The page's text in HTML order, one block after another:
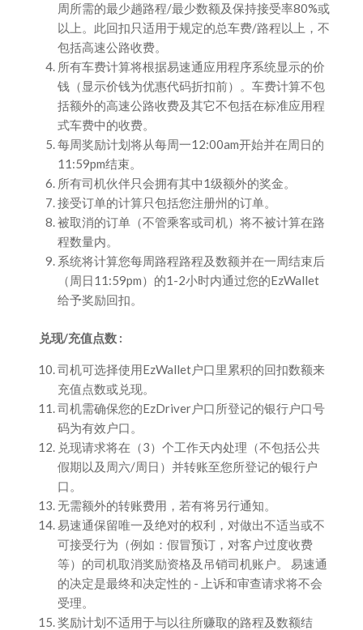
周所需的最少趟路程/最少数额及保持接受率80%或
以上。此回扣只适用于规定的总车费/路程以上，不
包括高速公路收费。
所有车费计算将根据易速通应用程序系统显示的价
钱（显示价钱为优惠代码折扣前）。车费计算不包
括额外的高速公路收费及其它不包括在标准应用程
式车费中的收费。
每周奖励计划将从每周一12:00am开始并在周日的
11:59pm结束。
所有司机伙伴只会拥有其中1级额外的奖金。
接受订单的计算只包括您注册州的订单。
被取消的订单（不管乘客或司机）将不被计算在路
程数量内。
系统将计算您每周路程路程及数额并在一周结束后
（周日11:59pm）的1-2小时内通过您的EzWallet
给予奖励回扣。
兑现/充值点数 :
司机可选择使用EzWallet户口里累积的回扣数额来
充值点数或兑现。
司机需确保您的EzDriver户口所登记的银行户口号
码为有效户口。
兑现请求将在（3）个工作天内处理（不包括公共
假期以及周六/周日）并转账至您所登记的银行户
口。
无需额外的转账费用，若有将另行通知。
易速通保留唯一及绝对的权利，对做出不适当或不
可接受行为（例如：假冒预订，对客户过度收费
等）的司机取消奖励资格及吊销司机账户。 易速通
的决定是最终和决定性的 - 上诉和审查请求将不会
受理。
奖励计划不适用于与以往所赚取的路程及数额结